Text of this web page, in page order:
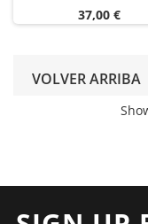
Precio
37,00 €
VOLVER ARRIBA